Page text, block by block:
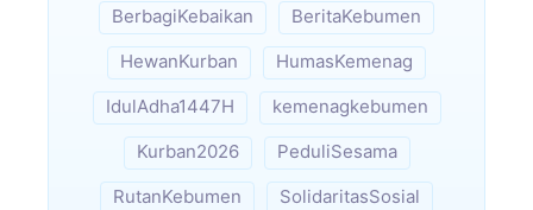
BerbagiKebaikan
BeritaKebumen
HewanKurban
HumasKemenag
IdulAdha1447H
kemenagkebumen
Kurban2026
PeduliSesama
RutanKebumen
SolidaritasSosial